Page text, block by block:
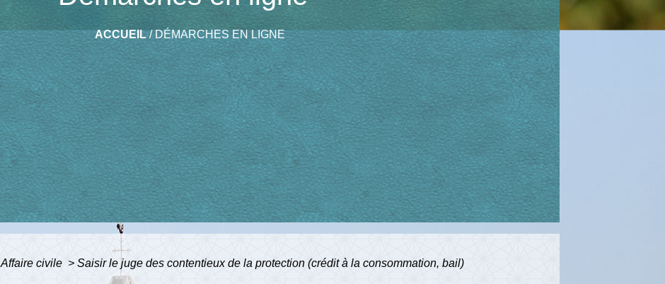
ACCUEIL/DÉMARCHES EN LIGNE
Affaire civile > Saisir le juge des contentieux de la protection (crédit à la consommation, bail)